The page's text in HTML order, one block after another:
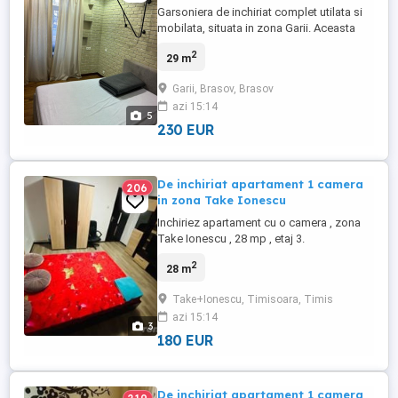
5
Garsoniera de inchiriat complet utilata si
mobilata, situata in zona Garii. Aceasta
se afla la etajul 1 al unui imobil cu 4 etaje.
pret. Mai multe detalii, tefonic!
29 m2
Garii, Brasov, Brasov
azi 15:14
230 EUR
3
206
De inchiriat apartament 1 camera
in zona Take Ionescu
Inchiriez apartament cu o camera , zona
Take Ionescu , 28 mp , etaj 3.
28 m2
Take+Ionescu, Timisoara, Timis
azi 15:14
180 EUR
De inchiriat apartament 1 camera